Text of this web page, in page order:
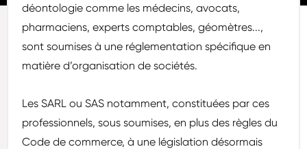
déontologie comme les médecins, avocats,
pharmaciens, experts comptables, géomètres...,
sont soumises à une réglementation spécifique en
matière d’organisation de sociétés.
Les SARL ou SAS notamment, constituées par ces
professionnels, sous soumises, en plus des règles du
Code de commerce, à une législation désormais